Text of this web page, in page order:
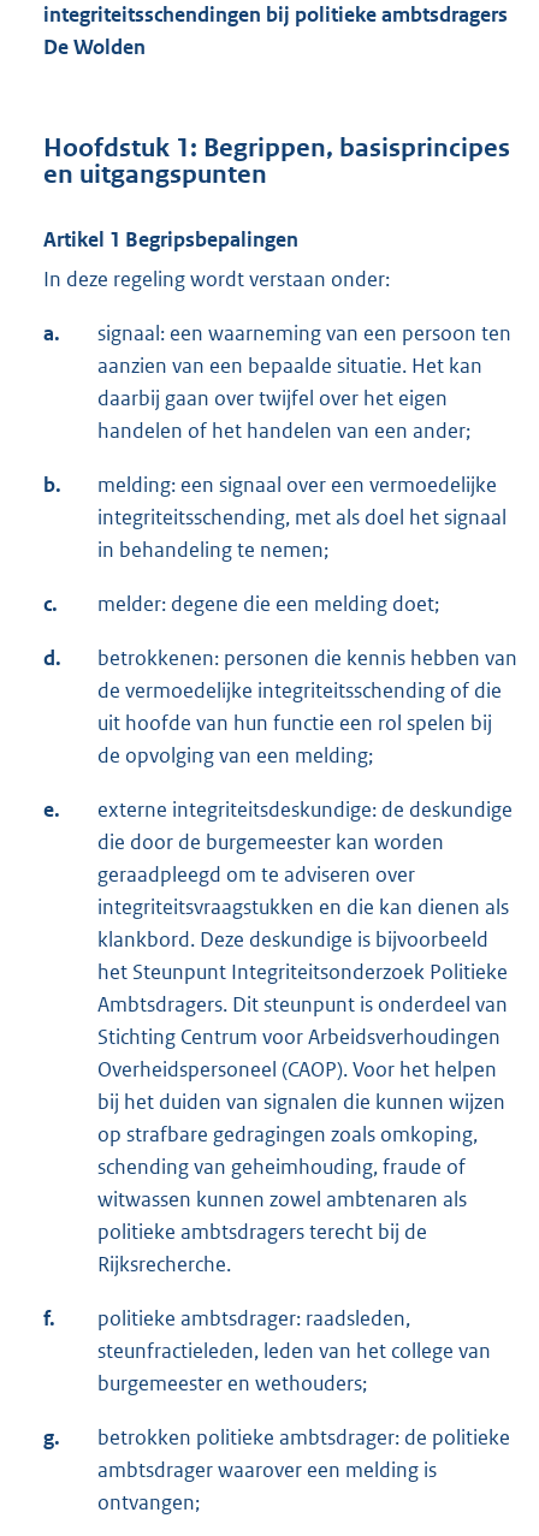
integriteitsschendingen bij politieke ambtsdragers
De Wolden
Hoofdstuk 1: Begrippen, basisprincipes
en uitgangspunten
Artikel 1 Begripsbepalingen
In deze regeling wordt verstaan onder:
a.
signaal: een waarneming van een persoon ten
aanzien van een bepaalde situatie. Het kan
daarbij gaan over twijfel over het eigen
handelen of het handelen van een ander;
b.
melding: een signaal over een vermoedelijke
integriteitsschending, met als doel het signaal
in behandeling te nemen;
c. melder: degene die een melding doet;
d.
betrokkenen: personen die kennis hebben van
de vermoedelijke integriteitsschending of die
uit hoofde van hun functie een rol spelen bij
de opvolging van een melding;
e.
externe integriteitsdeskundige: de deskundige
die door de burgemeester kan worden
geraadpleegd om te adviseren over
integriteitsvraagstukken en die kan dienen als
klankbord. Deze deskundige is bijvoorbeeld
het Steunpunt Integriteitsonderzoek Politieke
Ambtsdragers. Dit steunpunt is onderdeel van
Stichting Centrum voor Arbeidsverhoudingen
Overheidspersoneel (CAOP). Voor het helpen
bij het duiden van signalen die kunnen wijzen
op strafbare gedragingen zoals omkoping,
schending van geheimhouding, fraude of
witwassen kunnen zowel ambtenaren als
politieke ambtsdragers terecht bij de
Rijksrecherche.
f.
politieke ambtsdrager: raadsleden,
steunfractieleden, leden van het college van
burgemeester en wethouders;
g.
betrokken politieke ambtsdrager: de politieke
ambtsdrager waarover een melding is
ontvangen;